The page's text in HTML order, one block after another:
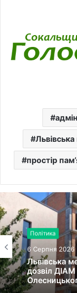
простір
Політика
6 Серпня 2026
Львівська
дозвіл ДІАМ